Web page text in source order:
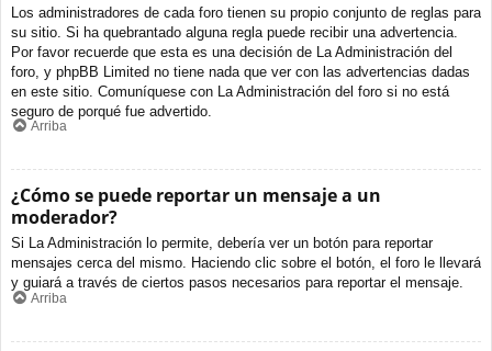
Los administradores de cada foro tienen su propio conjunto de reglas para
su sitio. Si ha quebrantado alguna regla puede recibir una advertencia.
Por favor recuerde que esta es una decisión de La Administración del
foro, y phpBB Limited no tiene nada que ver con las advertencias dadas
en este sitio. Comuníquese con La Administración del foro si no está
seguro de porqué fue advertido.
Arriba
¿Cómo se puede reportar un mensaje a un
moderador?
Si La Administración lo permite, debería ver un botón para reportar
mensajes cerca del mismo. Haciendo clic sobre el botón, el foro le llevará
y guiará a través de ciertos pasos necesarios para reportar el mensaje.
Arriba